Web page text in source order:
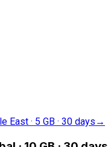
East · 5 GB · 30 days →